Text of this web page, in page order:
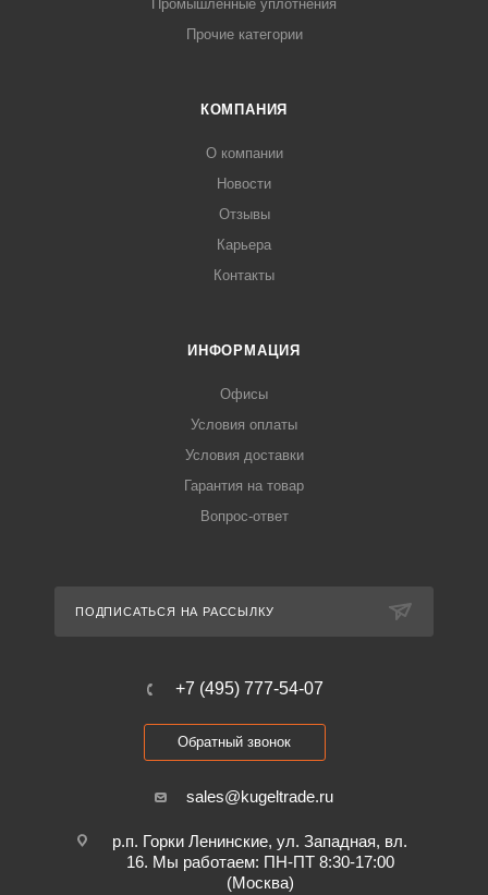
Промышленные уплотнения
Прочие категории
КОМПАНИЯ
О компании
Новости
Отзывы
Карьера
Контакты
ИНФОРМАЦИЯ
Офисы
Условия оплаты
Условия доставки
Гарантия на товар
Вопрос-ответ
ПОДПИСАТЬСЯ НА РАССЫЛКУ
+7 (495) 777-54-07
Обратный звонок
sales@kugeltrade.ru
р.п. Горки Ленинские, ул. Западная, вл.
16. Мы работаем: ПН-ПТ 8:30-17:00
(Москва)